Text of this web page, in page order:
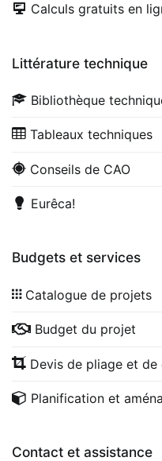
Calculs gratuits en
Littérature technique
Bibliothèque
Tableaux techniques
Conseils de CAO
Eurêca!
Budgets et services
Catalogue de projets
Budget du projet
Devis de pliage et de
Planification et
Contact et assistance